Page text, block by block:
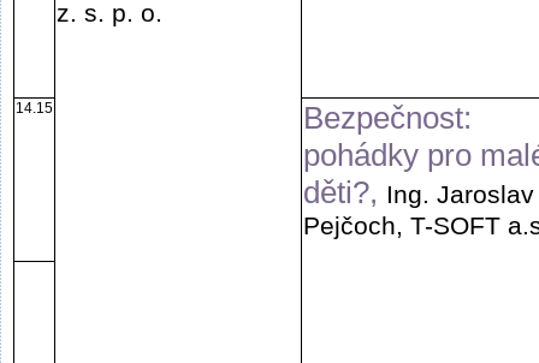
z. s. p. o.
14.15
Bezpečnost:
pohádky pro
děti?, Ing. Jaroslav
Pejčoch, T-SOFT